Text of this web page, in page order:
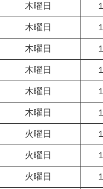
木曜日
木曜日
木曜日
木曜日
木曜日
木曜日
火曜日
火曜日
火曜日